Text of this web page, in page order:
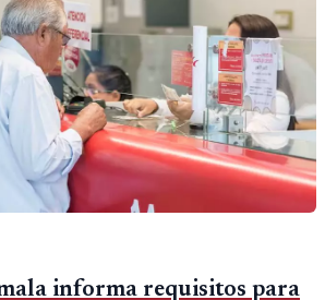
informa requisitos para